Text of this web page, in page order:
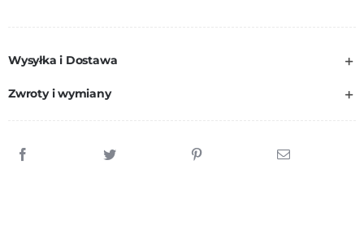
Wysyłka i Dostawa
Zwroty i wymiany